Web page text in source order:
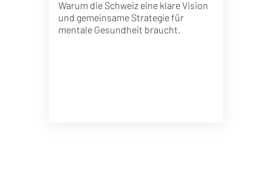
Warum die Schweiz eine klare Vision
und gemeinsame Strategie für
mentale Gesundheit braucht.